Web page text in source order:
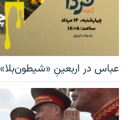
عباس در اربعینِ «شیطون‌بلا»